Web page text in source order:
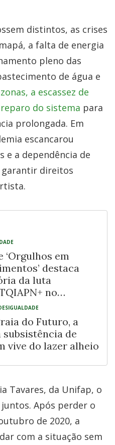
distintos, as crises
a falta de energia
pleno das
de água e
a escassez de
do sistema para
prolongada. Em
escancarou
e a dependência de
direitos
‘Orgulhos em
destaca
da luta
no
Baiano
do Futuro, a
subsistência de
vive do lazer alheio
Tavares, da Unifap, o
Após perder o
de 2020, a
com a situação sem